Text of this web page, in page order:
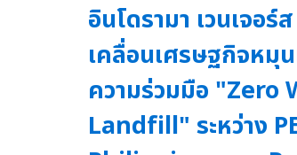
อินโดรามา เวนเจอร์
เคลื่อนเศรษฐกิจหมุ
ความร่วมมือ "Zero
Landfill" ระหว่าง